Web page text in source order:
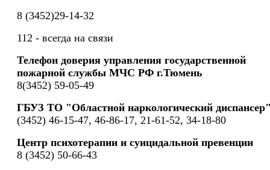
8 (3452)29-14-32
112 - всегда на связи
Телефон доверия управления государственной
пожарной службы МЧС РФ г.Тюмень
8(3452) 59-05-49
ГБУЗ ТО "Областной наркологический
(3452) 46-15-47, 46-86-17, 21-61-52, 34-18-80
Центр психотерапии и суицидальной превенции
8 (3452) 50-66-43